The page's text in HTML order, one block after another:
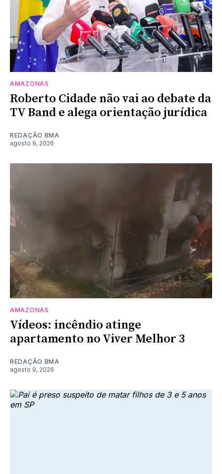
AMAZONAS
Roberto Cidade não vai ao debate da
TV Band e alega orientação jurídica
REDAÇÃO BMA
agosto 9, 2026
AMAZONAS
Vídeos: incêndio atinge
apartamento no Viver Melhor 3
REDAÇÃO BMA
agosto 9, 2026